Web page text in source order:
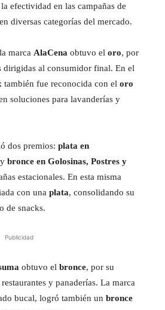
efectividad en las campañas de
diversas categorías del mercado.
marca AlaCena obtuvo el oro, por
dirigidas al consumidor final. En el
también fue reconocida con el oro
soluciones para lavanderías y
dos premios: plata en
y bronce en Golosinas, Postres y
estacionales. En esta misma
con una plata, consolidando su
de snacks.
Publicidad
obtuvo el bronce, por su
y panaderías. La marca
bucal, logró también un bronce